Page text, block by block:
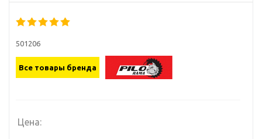
501206
Все товары бренда
Цена: